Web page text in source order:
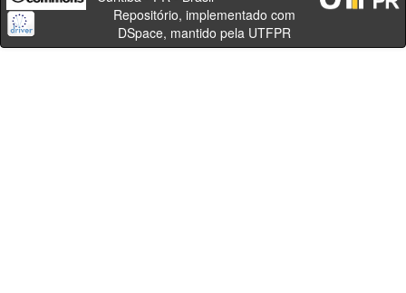
Repositório, implementado com
DSpace, mantido pela UTFPR